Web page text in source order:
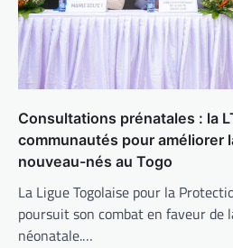
Consultations prénatales : la
communautés pour améliorer
nouveau-nés au Togo
La Ligue Togolaise pour la
poursuit son combat en faveur de
néonatale.…